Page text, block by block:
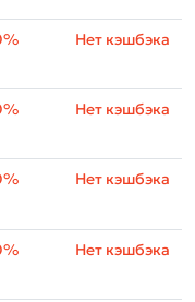
Нет кэшбэка
Нет кэшбэка
Нет кэшбэка
Нет кэшбэка